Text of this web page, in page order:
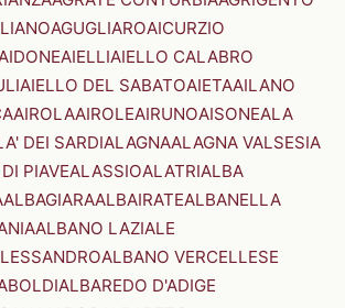
AGUGLIAROAICURZIO
AIELLIAIELLO CALABRO
AIELLO DEL SABATOAIETAAILANO
AIROLAAIROLEAIRUNOAISONEALA
DEI SARDIALAGNAALAGNA VALSESIA
PIAVEALASSIOALATRIALBA
ALBAGIARAALBAIRATEALBANELLA
ALBANO LAZIALE
ALBANO VERCELLESE
ALBAREDO D'ADIGE